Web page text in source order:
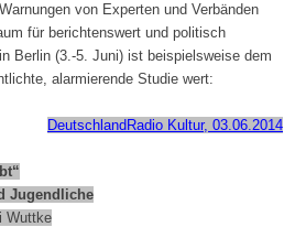
von Experten und Verbänden
für berichtenswert und politisch
Berlin (3.-5. Juni) ist beispielsweise dem
alarmierende Studie wert:
DeutschlandRadio Kultur, 03.06.2014
Jugendliche
Wuttke